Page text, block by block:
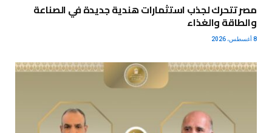
مصر تتحرك لجذب استثمارات هندية جديدة في الصناعة
والطاقة والغذاء
8 أغسطس، 2026